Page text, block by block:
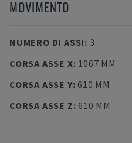
MOVIMENTO
NUMERO DI ASSI: 3
CORSA ASSE X: 1067 MM
CORSA ASSE Y: 610 MM
CORSA ASSE Z: 610 MM